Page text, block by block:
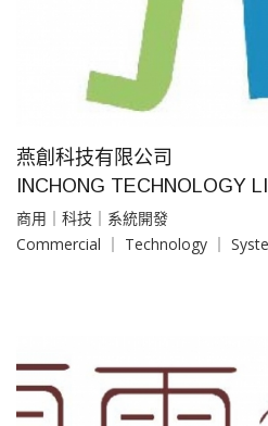
燕創科技有限公司
INCHONG TECHNOLOGY
商用｜科技｜系統開發
Commercial ｜ Technology ｜